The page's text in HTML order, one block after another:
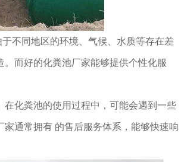
不同地区的环境、气候、水质等存在差
而好的化粪池厂家能够提供个性化服
化粪池的使用过程中，可能会遇到一些
通常拥有 的售后服务体系，能够快速响